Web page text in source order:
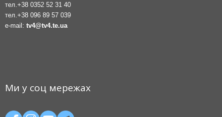
тел. +38 0352 52 31 40
тел. +38 096 89 57 039
e-mail: tv4@tv4.te.ua
Ми у соц мережах